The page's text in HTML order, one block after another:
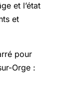
et l’état
et
pour
Orge :